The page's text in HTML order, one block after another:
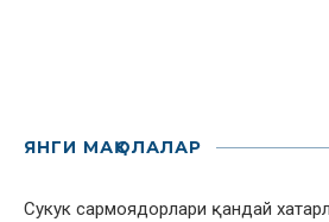
ЯНГИ МАҚОЛАЛАР
Сукук сармоядорлари қандай